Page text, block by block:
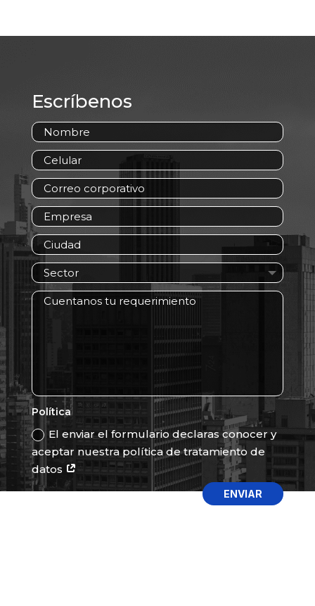
Escríbenos
Política
El enviar el formulario declaras conocer y
aceptar nuestra política de tratamiento de
datos
ENVIAR